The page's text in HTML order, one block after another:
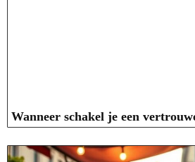
Wanneer schakel je een